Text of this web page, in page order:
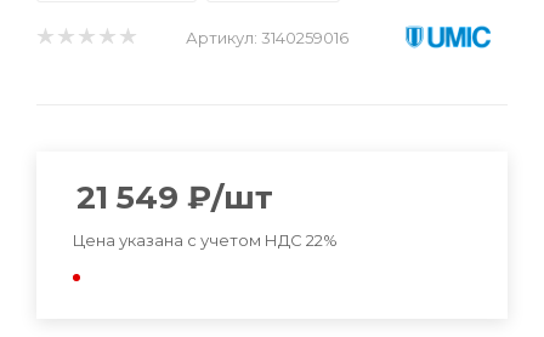
Артикул: 3140259016
21 549 ₽/шт
Цена указана с учетом НДС 22%